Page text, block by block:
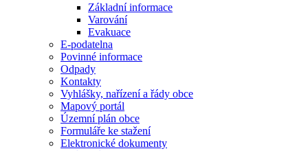
Základní informace
Varování
Evakuace
E-podatelna
Povinné informace
Odpady
Kontakty
Vyhlášky, nařízení a řády obce
Mapový portál
Územní plán obce
Formuláře ke stažení
Elektronické dokumenty